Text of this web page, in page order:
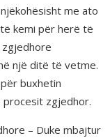
me ato
kemi për herë të
një ditë të vetme.
buxhetin
zgjedhor.
– Duke mbajtur